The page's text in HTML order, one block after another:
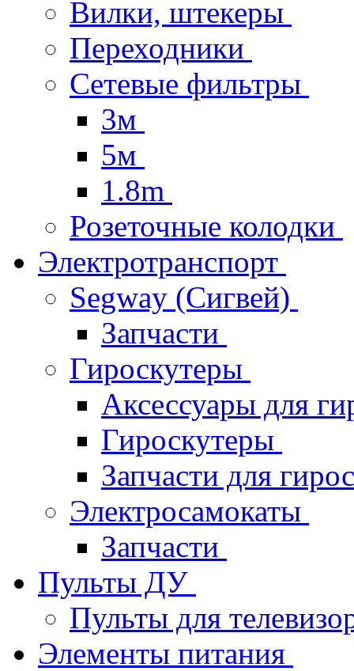
Вилки, штекеры
Переходники
Сетевые фильтры
3м
5м
1.8m
Розеточные колодки
Электротранспорт
Segway (Сигвей)
Запчасти
Гироскутеры
Аксессуары для
Гироскутеры
Запчасти для
Электросамокаты
Запчасти
Пульты ДУ
Пульты для
Элементы питания